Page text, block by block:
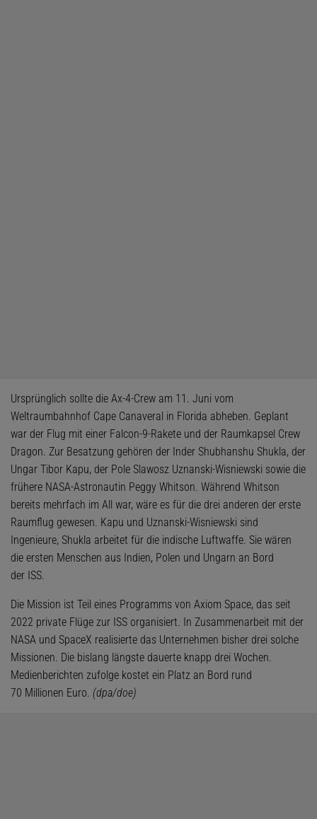
Ursprünglich sollte die Ax-4-Crew am 11. Juni vom
Weltraumbahnhof Cape Canaveral in Florida abheben. Geplant
war der Flug mit einer Falcon-9-Rakete und der Raumkapsel Crew
Dragon. Zur Besatzung gehören der Inder Shubhanshu Shukla, der
Ungar Tibor Kapu, der Pole Slawosz Uznanski-Wisniewski sowie die
frühere NASA-Astronautin Peggy Whitson. Während Whitson
bereits mehrfach im All war, wäre es für die drei anderen der erste
Raumflug gewesen. Kapu und Uznanski-Wisniewski sind
Ingenieure, Shukla arbeitet für die indische Luftwaffe. Sie wären
die ersten Menschen aus Indien, Polen und Ungarn an Bord
der ISS.
Die Mission ist Teil eines Programms von Axiom Space, das seit
2022 private Flüge zur ISS organisiert. In Zusammenarbeit mit der
NASA und SpaceX realisierte das Unternehmen bisher drei solche
Missionen. Die bislang längste dauerte knapp drei Wochen.
Medienberichten zufolge kostet ein Platz an Bord rund
70 Millionen Euro. (dpa/doe)